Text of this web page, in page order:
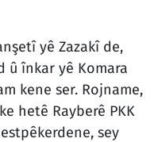
yê Zazakî de,
û înkar yê Komara
kene ser. Rojname,
hetê Rayberê PKK
sey